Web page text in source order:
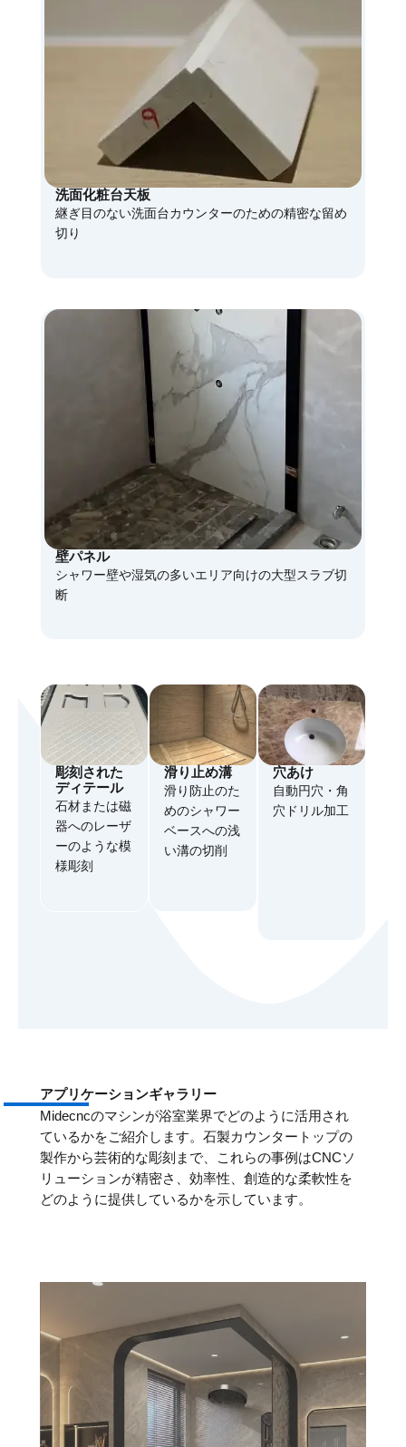
洗面化粧台天板
継ぎ目のない洗面台カウンターのための精密な留め
切り
壁パネル
シャワー壁や湿気の多いエリア向けの大型スラブ切
断
彫刻された
ディテール
石材または磁
器へのレーザ
ーのような模
様彫刻
滑り止め溝
滑り防止のた
めのシャワー
ベースへの浅
い溝の切削
穴あけ
自動円穴・角
穴ドリル加工
アプリケーションギャラリー
Midecncのマシンが浴室業界でどのように活用され
ているかをご紹介します。石製カウンタートップの
製作から芸術的な彫刻まで、これらの事例はCNCソ
リューションが精密さ、効率性、創造的な柔軟性を
どのように提供しているかを示しています。